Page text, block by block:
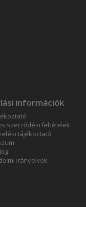
információk
szerződési feltételek
tájékoztató
irányelvek